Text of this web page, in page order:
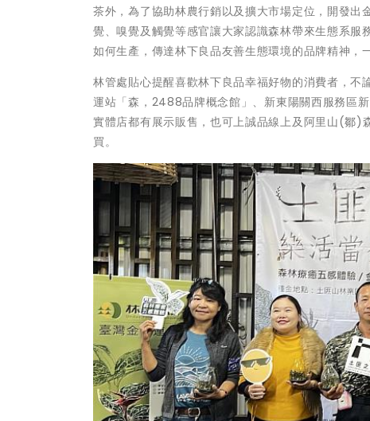
茶外，為了協助林農行銷以及擴大市場定位，開發
覺、嗅覺及觸覺等感官讓大家認識森林帶來生態系
如何生產，傳達林下良品友善生態環境的品牌精神，
林管處貼心提醒喜歡林下良品幸福好物的消費者，
運站「森，2488品牌概念館」、新東陽關西服務區
實體店都有展示販售，也可上誠品線上及阿里山(鄒)
買。